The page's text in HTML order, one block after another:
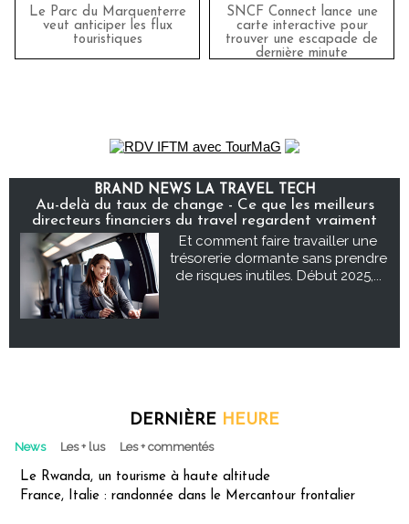
Le Parc du Marquenterre
veut anticiper les flux
touristiques
SNCF Connect lance une
carte interactive pour
trouver une escapade de
dernière minute
BRAND NEWS LA TRAVEL TECH
Au-delà du taux de change - Ce que les meilleurs
directeurs financiers du travel regardent vraiment
Et comment faire travailler une
trésorerie dormante sans prendre
de risques inutiles. Début 2025,...
DERNIÈRE HEURE
News Les + lus Les + commentés
Le Rwanda, un tourisme à haute altitude
France, Italie : randonnée dans le Mercantour frontalier